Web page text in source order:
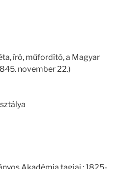
író, műfordító, a Magyar
november 22.)